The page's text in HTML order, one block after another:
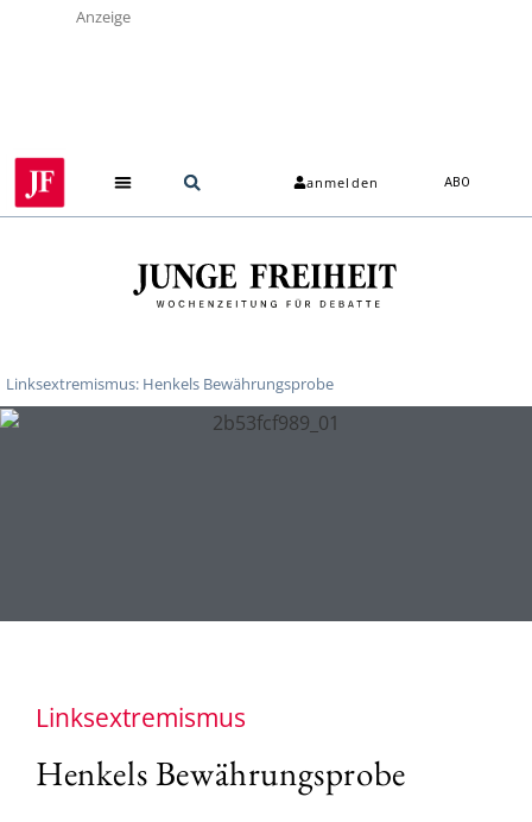
Anzeige
anmelden ABO
Linksextremismus: Henkels Bewährungsprobe
Linksextremismus
Henkels Bewährungsprobe